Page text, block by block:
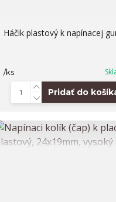
Háčik plastový k napínacej
/ks
Pridať do